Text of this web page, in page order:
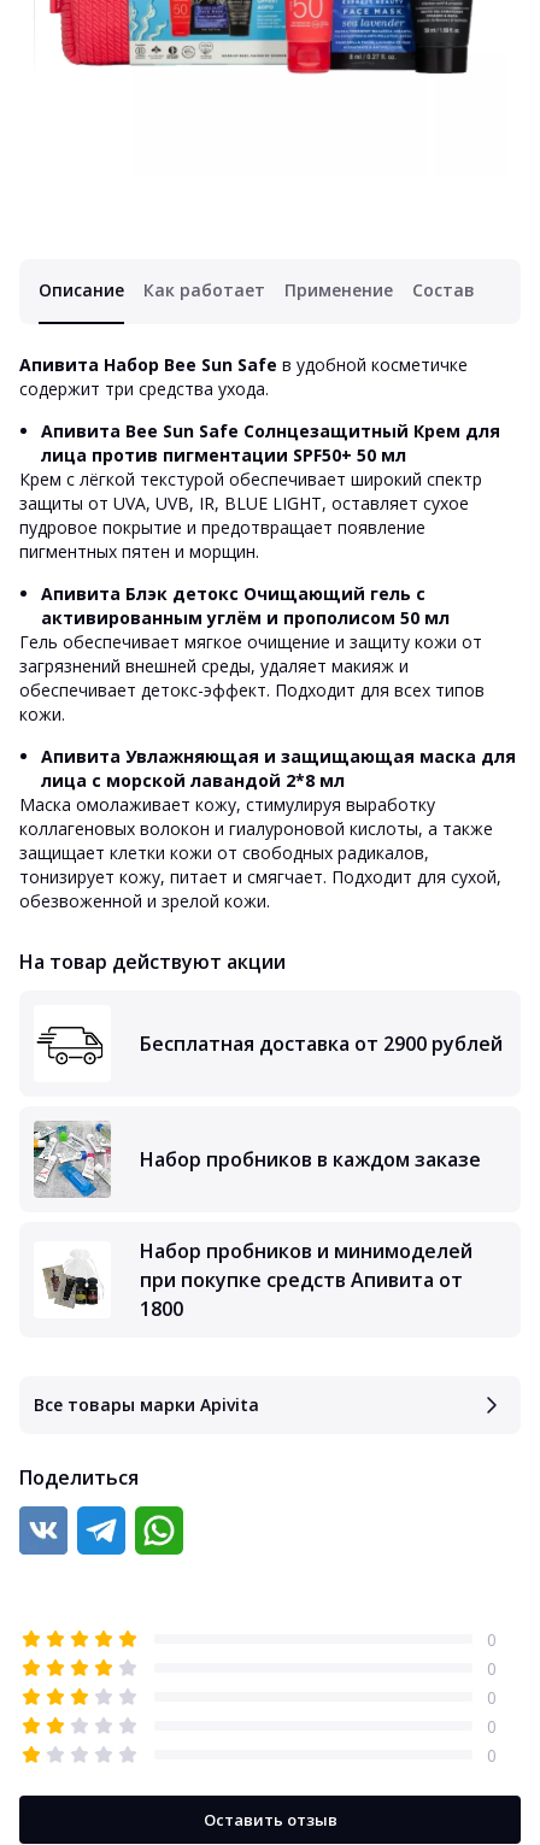
Описание Как работает Применение Состав
Апивита Набор Bee Sun Safe в удобной косметичке
содержит три средства ухода.
Апивита Bee Sun Safe Солнцезащитный Крем для
лица против пигментации SPF50+ 50 мл
Крем с лёгкой текстурой обеспечивает широкий спектр
защиты от UVA, UVB, IR, BLUE LIGHT, оставляет сухое
пудровое покрытие и предотвращает появление
пигментных пятен и морщин.
Апивита Блэк детокс Очищающий гель с
активированным углём и прополисом 50 мл
Гель обеспечивает мягкое очищение и защиту кожи от
загрязнений внешней среды, удаляет макияж и
обеспечивает детокс-эффект. Подходит для всех типов
кожи.
Апивита Увлажняющая и защищающая маска для
лица с морской лавандой 2*8 мл
Маска омолаживает кожу, стимулируя выработку
коллагеновых волокон и гиалуроновой кислоты, а также
защищает клетки кожи от свободных радикалов,
тонизирует кожу, питает и смягчает. Подходит для сухой,
обезвоженной и зрелой кожи.
На товар действуют акции
Бесплатная доставка от 2900 рублей
Набор пробников в каждом заказе
Набор пробников и минимоделей
при покупке средств Апивита от
1800
Все товары марки Apivita
Поделиться
0
0
0
0
0
Оставить отзыв